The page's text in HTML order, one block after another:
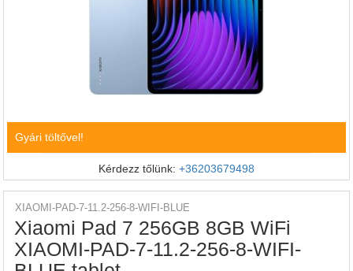
Gyári töltővel!
Kérdezz tőlünk: +36203679498
XIAOMI-PAD-7-11.2-256-8-WIFI-BLUE
Xiaomi Pad 7 256GB 8GB WiFi
XIAOMI-PAD-7-11.2-256-8-WIFI-